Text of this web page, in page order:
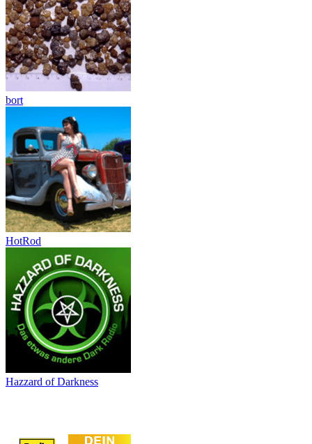
bort
HotRod
Hazzard of Darkness